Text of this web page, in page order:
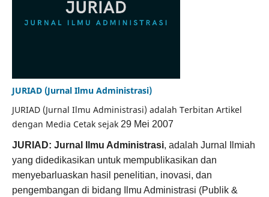
JURIAD (Jurnal Ilmu Administrasi)
JURIAD (Jurnal Ilmu Administrasi) adalah Terbitan Artikel
dengan Media Cetak sejak 29 Mei 2007
JURIAD: Jurnal Ilmu Administrasi, adalah Jurnal Ilmiah
yang didedikasikan untuk mempublikasikan dan
menyebarluaskan hasil penelitian, inovasi, dan
pengembangan di bidang Ilmu Administrasi (Publik &